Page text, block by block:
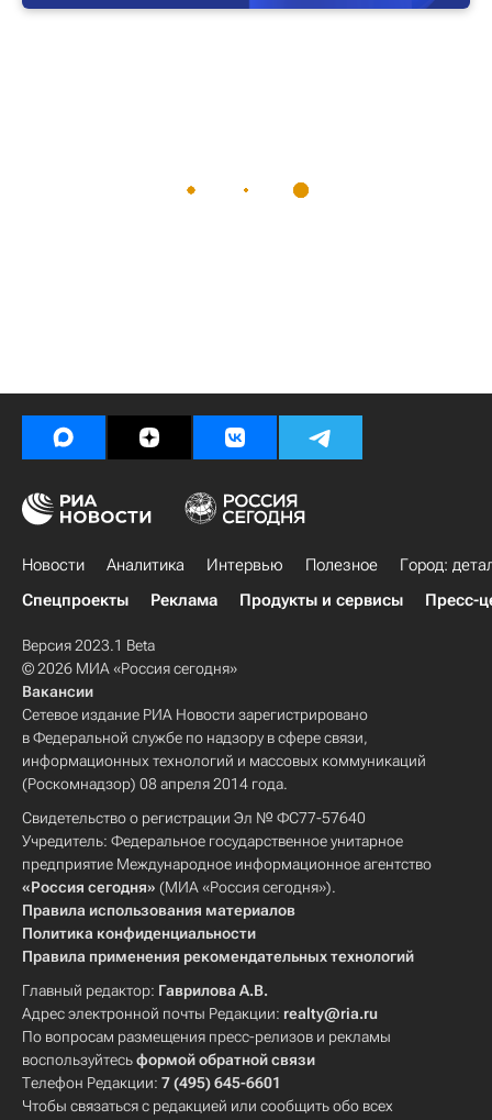
Новости Аналитика Интервью Полезное
Город:
Спецпроекты
Реклама Продукты и сервисы Пресс-
Версия 2023.1 Beta
© 2026 МИА «Россия сегодня»
Вакансии
Сетевое издание РИА Новости зарегистрировано
в Федеральной службе по надзору в сфере связи,
информационных технологий и массовых коммуникаций
(Роскомнадзор) 08 апреля 2014 года.
Свидетельство о регистрации Эл № ФС77-57640
Учредитель: Федеральное государственное унитарное
предприятие Международное информационное агентство
«Россия сегодня» (МИА «Россия сегодня»).
Правила использования материалов
Политика конфиденциальности
Правила применения рекомендательных технологий
Главный редактор: Гаврилова А.В.
Адрес электронной почты Редакции: realty@ria.ru
По вопросам размещения пресс-релизов и рекламы
воспользуйтесьформой обратной связи
Телефон Редакции: 7 (495) 645-6601
Чтобы связаться с редакцией или сообщить обо всех